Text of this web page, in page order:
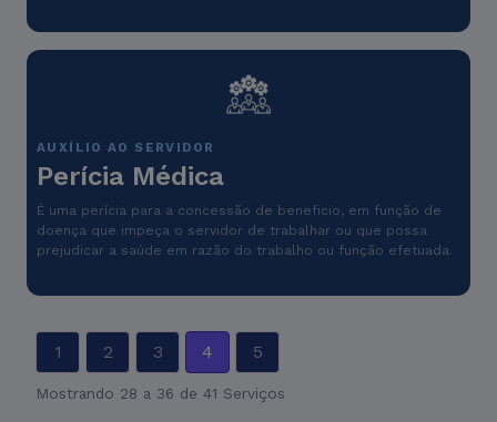
AUXÍLIO AO SERVIDOR
Perícia Médica
É uma perícia para a concessão de beneficio, em função de
doença que impeça o servidor de trabalhar ou que possa
prejudicar a saúde em razão do trabalho ou função efetuada.
1 2 3 4 5
Mostrando 28 a 36 de 41 Serviços